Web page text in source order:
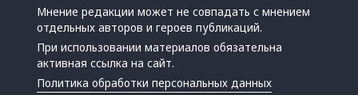
Мнение редакции может не совпадать с мнением
отдельных авторов и героев публикаций.
При использовании материалов обязательна
активная ссылка на сайт.
Политика обработки персональных данных